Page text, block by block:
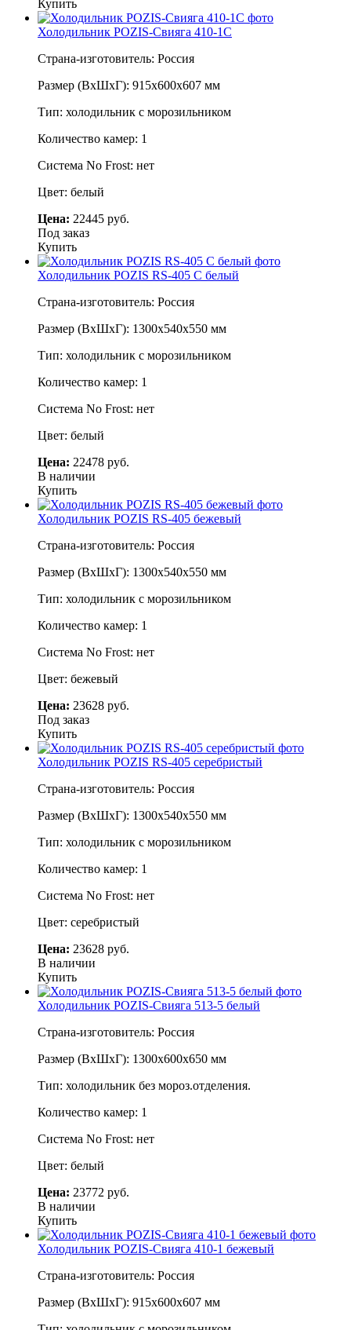
Купить
Холодильник POZIS-Свияга 410-1С
Страна-изготовитель: Россия
Размер (ВхШхГ): 915х600х607 мм
Тип: холодильник с морозильником
Количество камер: 1
Система No Frost: нет
Цвет: белый
Цена: 22445 руб.
Под заказ
Купить
Холодильник POZIS RS-405 C белый
Страна-изготовитель: Россия
Размер (ВхШхГ): 1300х540х550 мм
Тип: холодильник с морозильником
Количество камер: 1
Система No Frost: нет
Цвет: белый
Цена: 22478 руб.
В наличии
Купить
Холодильник POZIS RS-405 бежевый
Страна-изготовитель: Россия
Размер (ВхШхГ): 1300х540х550 мм
Тип: холодильник с морозильником
Количество камер: 1
Система No Frost: нет
Цвет: бежевый
Цена: 23628 руб.
Под заказ
Купить
Холодильник POZIS RS-405 серебристый
Страна-изготовитель: Россия
Размер (ВхШхГ): 1300х540х550 мм
Тип: холодильник с морозильником
Количество камер: 1
Система No Frost: нет
Цвет: серебристый
Цена: 23628 руб.
В наличии
Купить
Холодильник POZIS-Свияга 513-5 белый
Страна-изготовитель: Россия
Размер (ВхШхГ): 1300х600х650 мм
Тип: холодильник без мороз.отделения.
Количество камер: 1
Система No Frost: нет
Цвет: белый
Цена: 23772 руб.
В наличии
Купить
Холодильник POZIS-Свияга 410-1 бежевый
Страна-изготовитель: Россия
Размер (ВхШхГ): 915х600х607 мм